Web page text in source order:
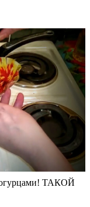
ТАКОЙ